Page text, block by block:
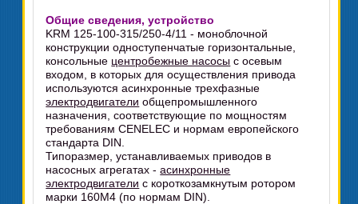
Общие сведения, устройство
KRM 125-100-315/250-4/11 - моноблочной
конструкции одноступенчатые горизонтальные,
консольные центробежные насосы с осевым
входом, в которых для осуществления привода
используются асинхронные трехфазные
электродвигатели общепромышленного
назначения, соответствующие по мощностям
требованиям CENELEC и нормам европейского
стандарта DIN.
Типоразмер, устанавливаемых приводов в
насосных агрегатах -асинхронные
электродвигатели с короткозамкнутым ротором
марки 160M4 (по нормам DIN).